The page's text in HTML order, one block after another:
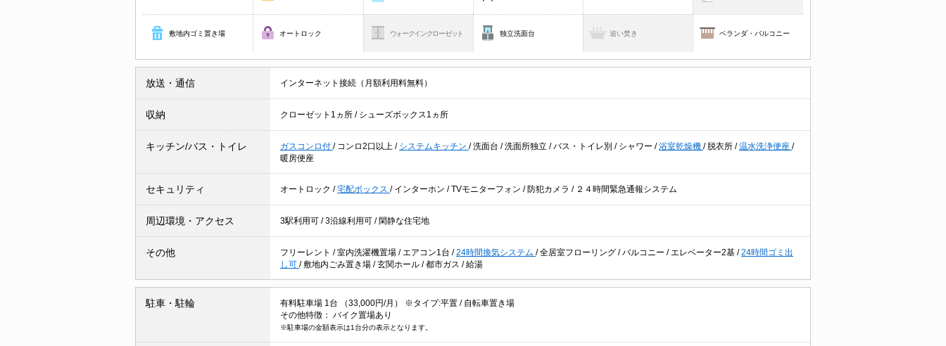
敷地内ゴミ置き場 オートロック ウォークインクローゼット 独立洗面台 追い焚き ベランダ・バルコニー
放送・通信 インターネット接続（月額利用料無料）
収納 クローゼット1ヵ所 / シューズボックス1ヵ所
キッチン/バス・トイレ ガスコンロ付 / コンロ2口以上 / システムキッチン /洗面台 /洗面所独立 /バス・トイレ別 / シャワー /浴室乾燥機 / 脱衣所 /温水洗浄便座 /
暖房便座
セキュリティ オートロック /宅配ボックス / インターホン /TVモニターフォン / 防犯カメラ / ２４時間緊急通報システム
周辺環境・アクセス 3駅利用可 /3沿線利用可 / 閑静な住宅地
その他 フリーレント /室内洗濯機置場 / エアコン1台 /24時間換気システム /全居室フローリング /バルコニー / エレベーター2基 /24時間ゴミ出
し可 /敷地内ごみ置き場 /玄関ホール /都市ガス /給湯
駐車・駐輪 有料駐車場 1台 （33,000円/月） ※タイプ:平置 / 自転車置き場
その他特徴： バイク置場あり
※駐車場の金額表示は1台分の表示となります。